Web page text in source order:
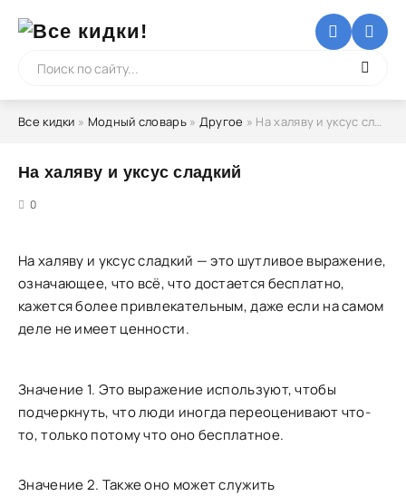
Все кидки » Модный словарь» Другое » На халяву и уксус сладкий
На халяву и уксус сладкий
0
На халяву и уксус сладкий — это шутливое выражение,
означающее, что всё, что достается бесплатно,
кажется более привлекательным, даже если на самом
деле не имеет ценности.
Значение 1. Это выражение используют, чтобы
подчеркнуть, что люди иногда переоценивают что-
то, только потому что оно бесплатное.
Значение 2. Также оно может служить